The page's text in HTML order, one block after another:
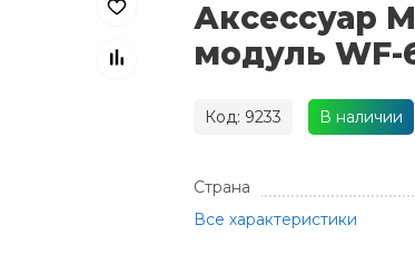
Аксессуар
модуль WF-
Код: 9233 В наличии
Страна
Все характеристики